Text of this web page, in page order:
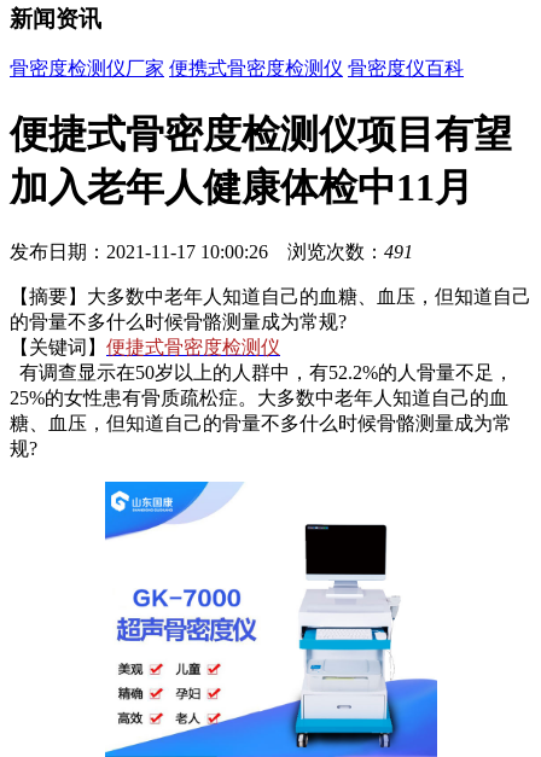
新闻资讯
骨密度检测仪厂家 便携式骨密度检测仪 骨密度仪百科
便捷式骨密度检测仪项目有望
加入老年人健康体检中11月
发布日期：2021-11-17 10:00:26 浏览次数： 491
【摘要】大多数中老年人知道自己的血糖、血压，但知道自己
的骨量不多什么时候骨骼测量成为常规?
【关键词】 便捷式骨密度检测仪
有调查显示在50岁以上的人群中，有52.2%的人骨量不足，
25%的女性患有骨质疏松症。 大多数中老年人知道自己的血
糖、血压，但知道自己的骨量不多什么时候骨骼测量成为常
规?